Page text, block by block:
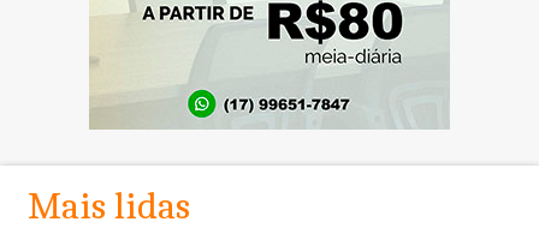
Mais lidas